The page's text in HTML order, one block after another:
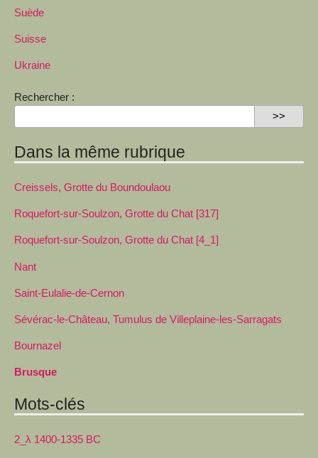
Suède
Suisse
Ukraine
Rechercher :
Dans la même rubrique
Creissels, Grotte du Boundoulaou
Roquefort-sur-Soulzon, Grotte du Chat [317]
Roquefort-sur-Soulzon, Grotte du Chat [4_1]
Nant
Saint-Eulalie-de-Cernon
Sévérac-le-Château, Tumulus de Villeplaine-les-Sarragats
Bournazel
Brusque
Mots-clés
2_λ 1400-1335 BC